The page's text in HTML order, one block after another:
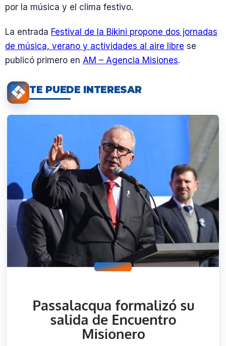
por la música y el clima festivo.
La entrada Festival de la Bikini propone dos jornadas
de música, verano y actividades al aire libre se
publicó primero en AM – Agencia Misiones.
TE PUEDE INTERESAR